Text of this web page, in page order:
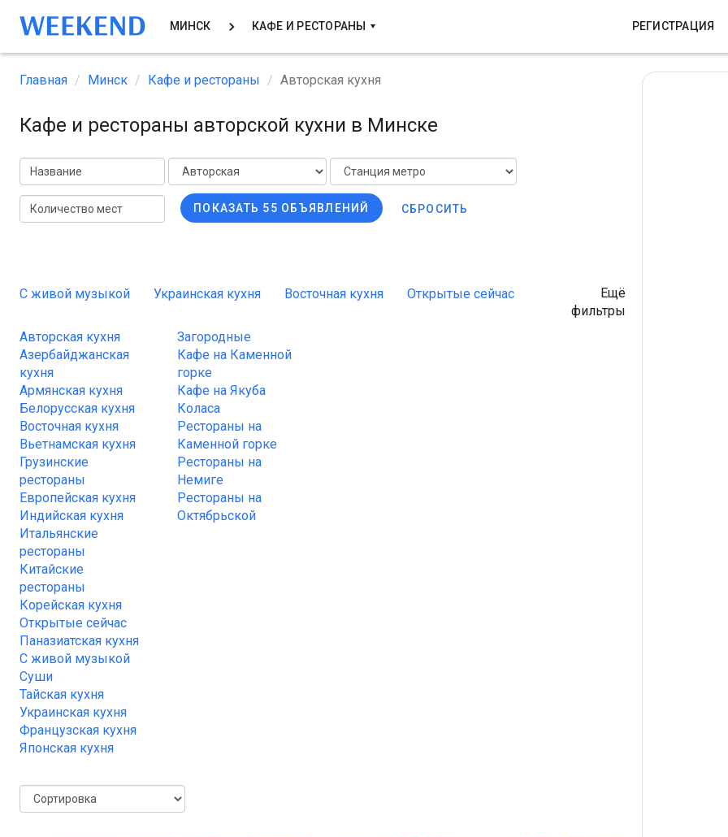
МИНСК КАФЕ И РЕСТОРАНЫ РЕГИСТРАЦИЯ
Главная Минск Кафе и рестораны Авторская кухня
Кафе и рестораны авторской кухни в Минске
ПОКАЗАТЬ 55 ОБЪЯВЛЕНИЙ СБРОСИТЬ
С живой музыкой Украинская кухня Восточная кухня Открытые сейчас Вьетнамская кухня
Ещё
фильтры
Авторская кухня
Азербайджанская
кухня
Армянская кухня
Белорусская кухня
Восточная кухня
Вьетнамская кухня
Грузинские
рестораны
Европейская кухня
Индийская кухня
Итальянские
рестораны
Китайские
рестораны
Корейская кухня
Открытые сейчас
Паназиатская кухня
С живой музыкой
Суши
Тайская кухня
Украинская кухня
Французская кухня
Японская кухня
Загородные
Кафе на Каменной
горке
Кафе на Якуба
Коласа
Рестораны на
Каменной горке
Рестораны на
Немиге
Рестораны на
Октябрьской